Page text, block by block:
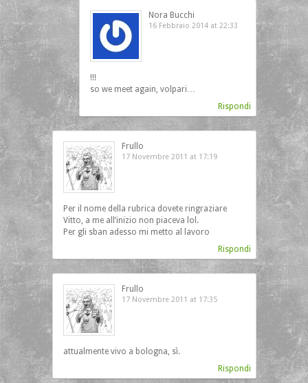
Nora Bucchi
16 Febbraio 2014 at 22:33
!!!
so we meet again, volpari…
Rispondi
Frullo
17 Novembre 2011 at 17:19
Per il nome della rubrica dovete ringraziare
Vitto, a me all’inizio non piaceva lol.
Per gli sban adesso mi metto al lavoro
Rispondi
Frullo
17 Novembre 2011 at 17:35
attualmente vivo a bologna, sì.
Rispondi